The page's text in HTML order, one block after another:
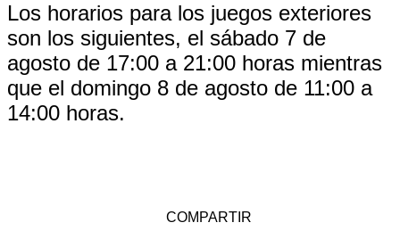
Los horarios para los juegos exteriores
son los siguientes, el sábado 7 de
agosto de 17:00 a 21:00 horas mientras
que el domingo 8 de agosto de 11:00 a
14:00 horas.
COMPARTIR